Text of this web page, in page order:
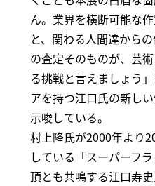
ん。業界を横断可能な
と、関わる人間達から
の査定そのものが、芸
る挑戦と言えましょう
アを持つ江口氏の新し
示唆している。
村上隆氏が2000年より
している「スーパーフ
頂とも共鳴する江口寿